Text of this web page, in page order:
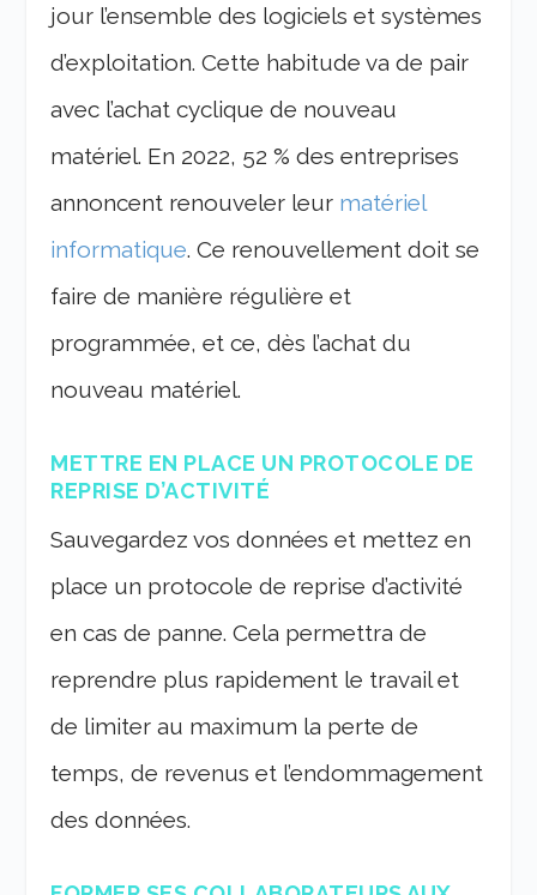
jour l’ensemble des logiciels et systèmes
d’exploitation. Cette habitude va de pair
avec l’achat cyclique de nouveau
matériel. En 2022, 52 % des entreprises
annoncent renouveler leur matériel
informatique. Ce renouvellement doit se
faire de manière régulière et
programmée, et ce, dès l’achat du
nouveau matériel.
METTRE EN PLACE UN PROTOCOLE DE
REPRISE D’ACTIVITÉ
Sauvegardez vos données et mettez en
place un protocole de reprise d’activité
en cas de panne. Cela permettra de
reprendre plus rapidement le travail et
de limiter au maximum la perte de
temps, de revenus et l’endommagement
des données.